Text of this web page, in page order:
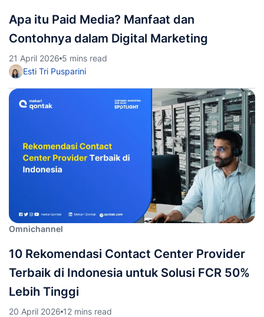
Apa itu Paid Media? Manfaat dan
Contohnya dalam Digital Marketing
21 April 2026 5 mins read
Esti Tri Pusparini
Omnichannel
10 Rekomendasi Contact Center Provider
Terbaik di Indonesia untuk Solusi FCR 50%
Lebih Tinggi
20 April 2026 12 mins read